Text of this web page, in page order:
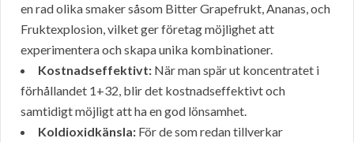
en rad olika smaker såsom Bitter Grapefrukt, Ananas, och
Fruktexplosion, vilket ger företag möjlighet att
experimentera och skapa unika kombinationer.
Kostnadseffektivt: När man spär ut koncentratet i
förhållandet 1+32, blir det kostnadseffektivt och
samtidigt möjligt att ha en god lönsamhet.
Koldioxidkänsla: För de som redan tillverkar